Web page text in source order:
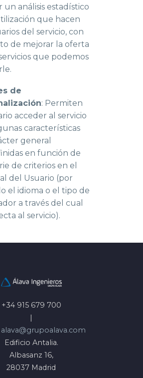
un análisis estadístico
que hacen
del servicio, con
de mejorar la oferta
que podemos
de
: Permiten
acceder al servicio
características
general
en función de
de criterios en el
del Usuario (por
el idioma o el tipo de
a través del cual
al servicio).
+34 915 679 700
|
alava@grupoalava.com
Edificio Antalia.
Albasanz 16,
28037 Madrid